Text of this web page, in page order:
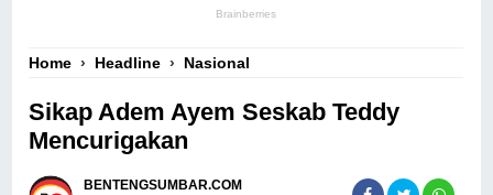
Home › Headline › Nasional
Sikap Adem Ayem Seskab Teddy
Mencurigakan
BENTENGSUMBAR.COM